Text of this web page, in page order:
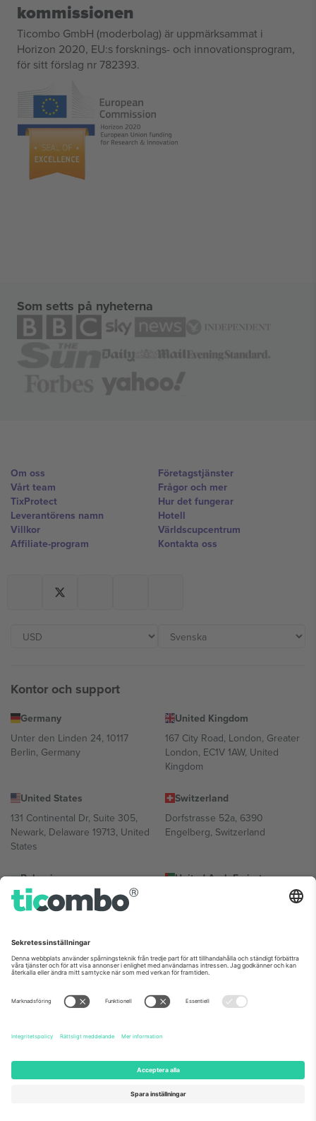
kommissionen
Ticombo GmbH (moderbolag) är uppmärksammat i
Horizon 2020, EU:s forsknings- och innovationsprogram,
för sitt förslag nr 782393.
Som setts på nyheterna
Om oss
Vårt team
TixProtect
Leverantörens namn
Villkor
Affiliate-program
Företagstjänster
Frågor och mer
Hur det fungerar
Hotell
Världscupcentrum
Kontakta oss
Kontor och support
Germany
Unter den Linden 24, 10117
Berlin, Germany
United Kingdom
167 City Road, London, Greater
London, EC1V 1AW, United
Kingdom
United States
131 Continental Dr, Suite 305,
Newark, Delaware 19713, United
States
Switzerland
Dorfstrasse 52a, 6390
Engelberg, Switzerland
Bulgaria
Regus Sofia City West, bul
Totleben 53-55, 1606 Sofia,
United Arab Emirates
UAE Dubai Silicon Oasis, DDP
Mexico
Av Chapultepec 360, Roma
Norte, Cuauhtémoc, 06700
Ciudad de México, CDMX,
plats, evenemang och/eller domän. För detaljer, se specifik
evenemangssida, avtryck och villkor.,Leverantörens namn
© 2026 Ticombo. Alla rättigheter förbehållna.